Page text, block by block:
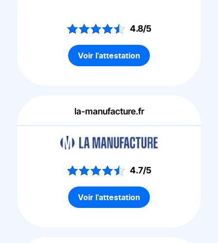
4.8/5
Voir l'attestation
la-manufacture.fr
4.7/5
Voir l'attestation